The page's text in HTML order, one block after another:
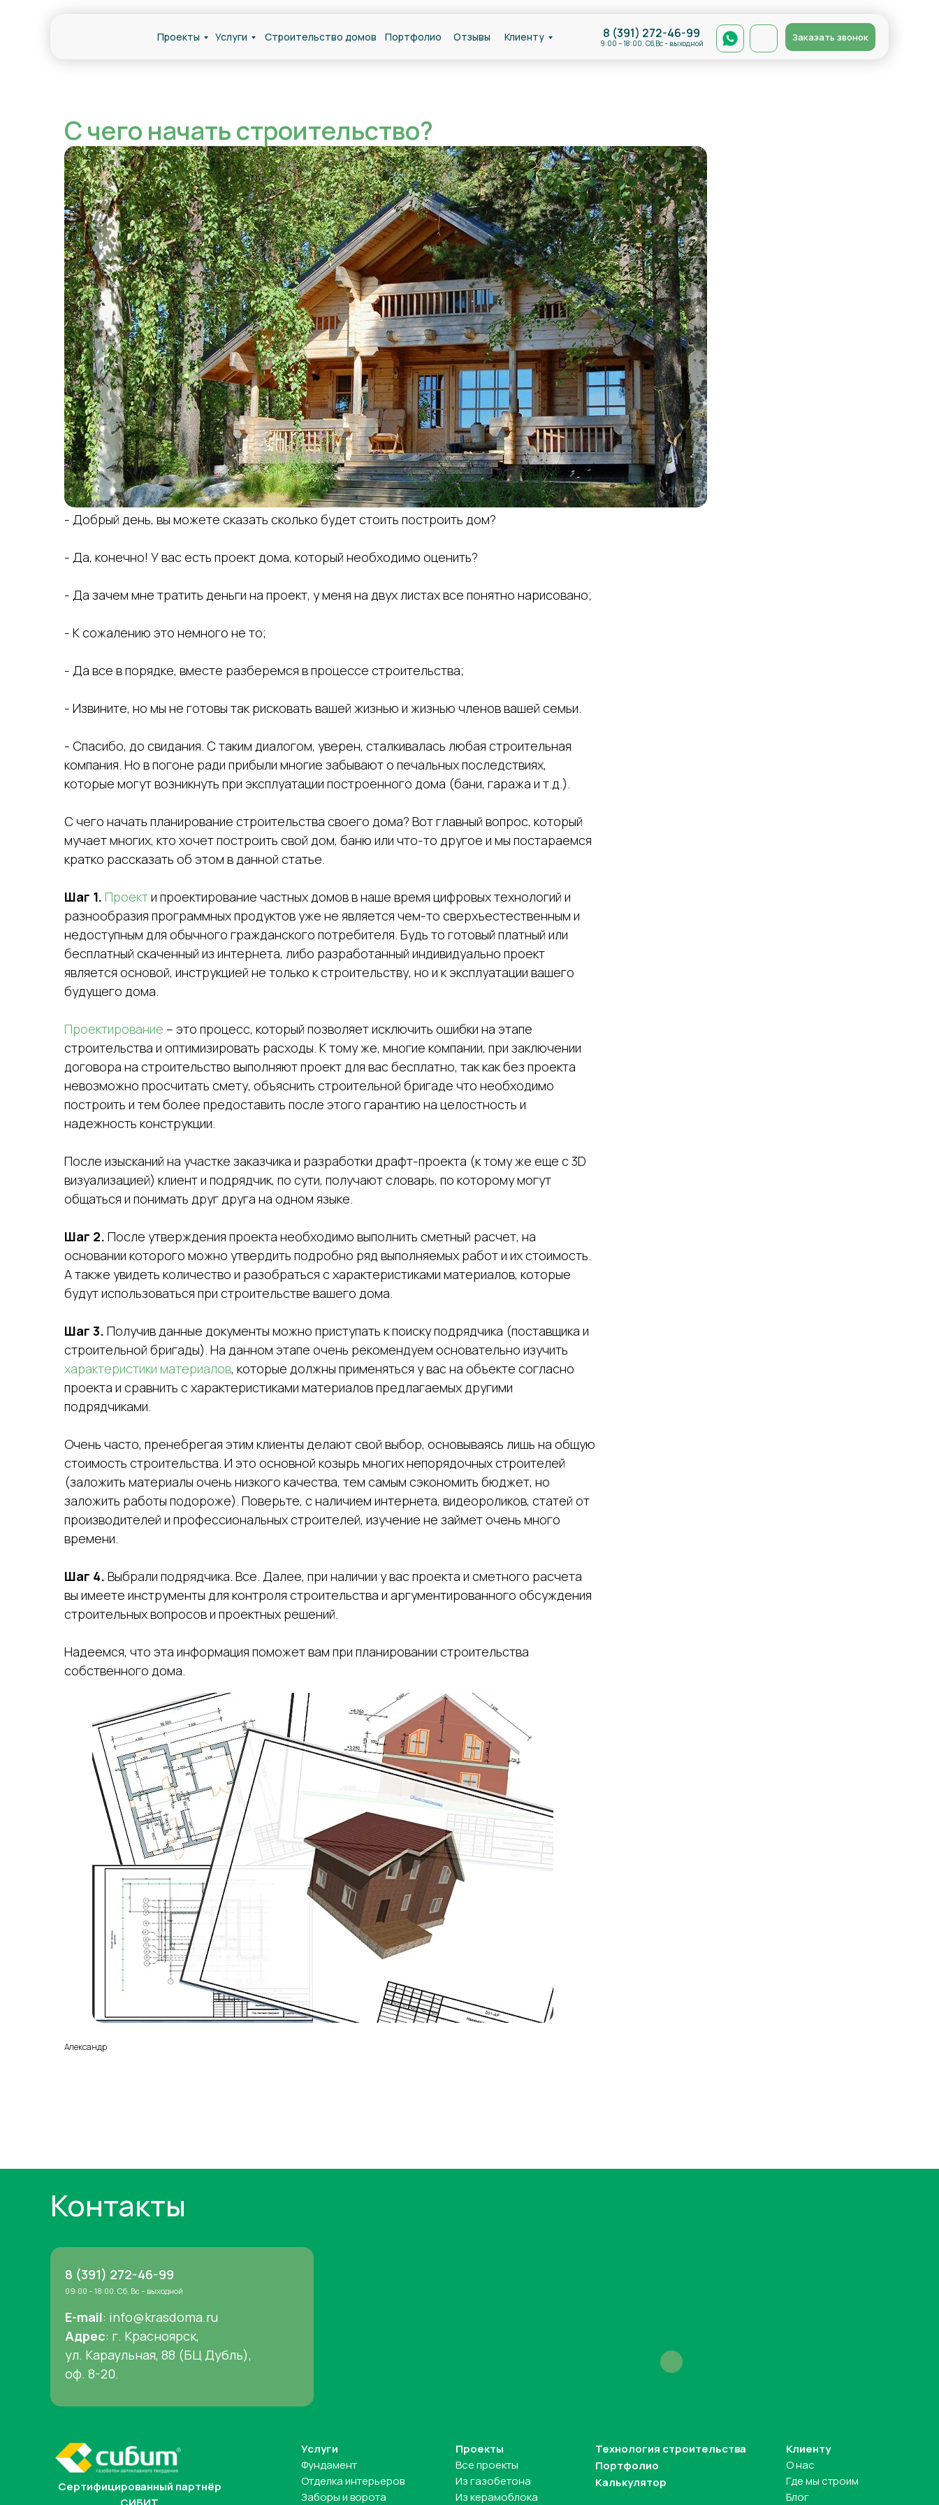
Заказать звонок
8 (391) 272-46-99
9:00 – 18:00. Сб,Вс – выходной
Услуги Строительство домов
Проекты Портфолио Отзывы Клиенту
С чего начать строительство?
- Добрый день, вы можете сказать сколько будет стоить построить дом?
- Да, конечно! У вас есть проект дома, который необходимо оценить?
- Да зачем мне тратить деньги на проект, у меня на двух листах все понятно нарисовано;
- К сожалению это немного не то;
- Да все в порядке, вместе разберемся в процессе строительства;
- Извините, но мы не готовы так рисковать вашей жизнью и жизнью членов вашей семьи.
- Спасибо, до свидания. С таким диалогом, уверен, сталкивалась любая строительная
компания. Но в погоне ради прибыли многие забывают о печальных последствиях,
которые могут возникнуть при эксплуатации построенного дома (бани, гаража и т.д.).
С чего начать планирование строительства своего дома? Вот главный вопрос, который
мучает многих, кто хочет построить свой дом, баню или что-то другое и мы постараемся
кратко рассказать об этом в данной статье.
Шаг 1. Проекти проектирование частных домов в наше время цифровых технологий и
разнообразия программных продуктов уже не является чем-то сверхъестественным и
недоступным для обычного гражданского потребителя. Будь то готовый платный или
бесплатный скаченный из интернета, либо разработанный индивидуально проект
является основой, инструкцией не только к строительству, но и к эксплуатации вашего
будущего дома.
Проектирование – это процесс, который позволяет исключить ошибки на этапе
строительства и оптимизировать расходы. К тому же, многие компании, при заключении
договора на строительство выполняют проект для вас бесплатно, так как без проекта
невозможно просчитать смету, объяснить строительной бригаде что необходимо
построить и тем более предоставить после этого гарантию на целостность и
надежность конструкции.
После изысканий на участке заказчика и разработки драфт-проекта (к тому же еще с 3D
визуализацией) клиент и подрядчик, по сути, получают словарь, по которому могут
общаться и понимать друг друга на одном языке.
Шаг 2. После утверждения проекта необходимо выполнить сметный расчет, на
основании которого можно утвердить подробно ряд выполняемых работ и их стоимость.
А также увидеть количество и разобраться с характеристиками материалов, которые
будут использоваться при строительстве вашего дома.
Шаг 3. Получив данные документы можно приступать к поиску подрядчика (поставщика и
строительной бригады). На данном этапе очень рекомендуем основательно изучить
характеристики материалов, которые должны применяться у вас на объекте согласно
проекта и сравнить с характеристиками материалов предлагаемых другими
подрядчиками.
Очень часто, пренебрегая этим клиенты делают свой выбор, основываясь лишь на общую
стоимость строительства. И это основной козырь многих непорядочных строителей
(заложить материалы очень низкого качества, тем самым сэкономить бюджет, но
заложить работы подороже). Поверьте, с наличием интернета, видеороликов, статей от
производителей и профессиональных строителей, изучение не займет очень много
времени.
Шаг 4. Выбрали подрядчика. Все. Далее, при наличии у вас проекта и сметного расчета
вы имеете инструменты для контроля строительства и аргументированного обсуждения
строительных вопросов и проектных решений.
Надеемся, что эта информация поможет вам при планировании строительства
собственного дома.
Александр
Контакты
8 (391) 272-46-99
09:00 – 18:00. Сб, Вс – выходной
E-mail: info@krasdoma.ru
Адрес: г. Красноярск,
ул. Караульная, 88 (БЦ Дубль),
оф. 8-20.
Услуги
Фундамент
Отделка интерьеров
Заборы и ворота
Проекты
Все проекты
Из газобетона
Из керамоблока
Клиенту
О нас
Где мы строим
Блог
Технология строительства
Портфолио
Калькулятор
Сертифицированный партнёр